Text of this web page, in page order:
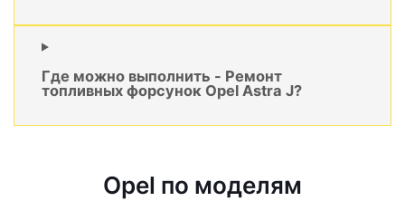
Где можно выполнить - Ремонт
топливных форсунок Opel Astra J?
Opel по моделям